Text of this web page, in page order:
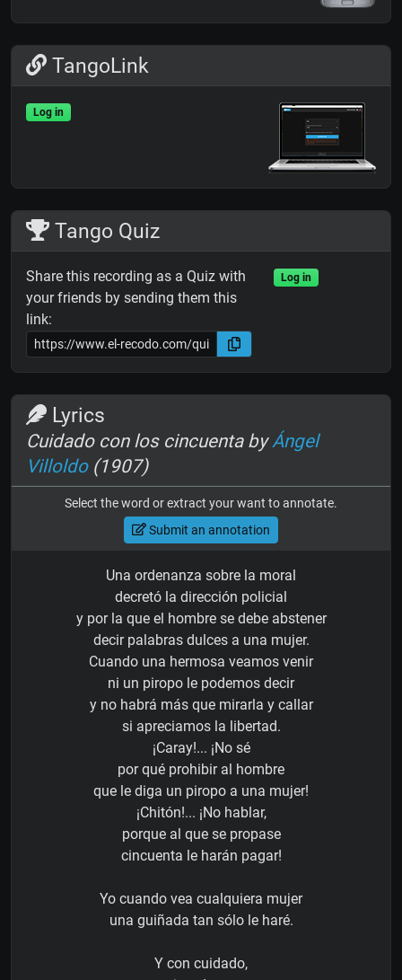
TangoLink
Log in
Tango Quiz
Share this recording as a Quiz with
your friends by sending them this
link:
Log in
Lyrics
Cuidado con los cincuenta byÁngel
Villoldo(1907)
Select the word or extract your want to annotate.
Submit an annotation
Una ordenanza sobre la moral
decretó la dirección policial
y por la que el hombre se debe abstener
decir palabras dulces a una mujer.
Cuando una hermosa veamos venir
ni un piropo le podemos decir
y no habrá más que mirarla y callar
si apreciamos la libertad.
¡Caray!... ¡No sé
por qué prohibir al hombre
que le diga un piropo a una mujer!
¡Chitón!... ¡No hablar,
porque al que se propase
cincuenta le harán pagar!
Yo cuando vea cualquiera mujer
una guiñada tan sólo le haré.
Y con cuidado,